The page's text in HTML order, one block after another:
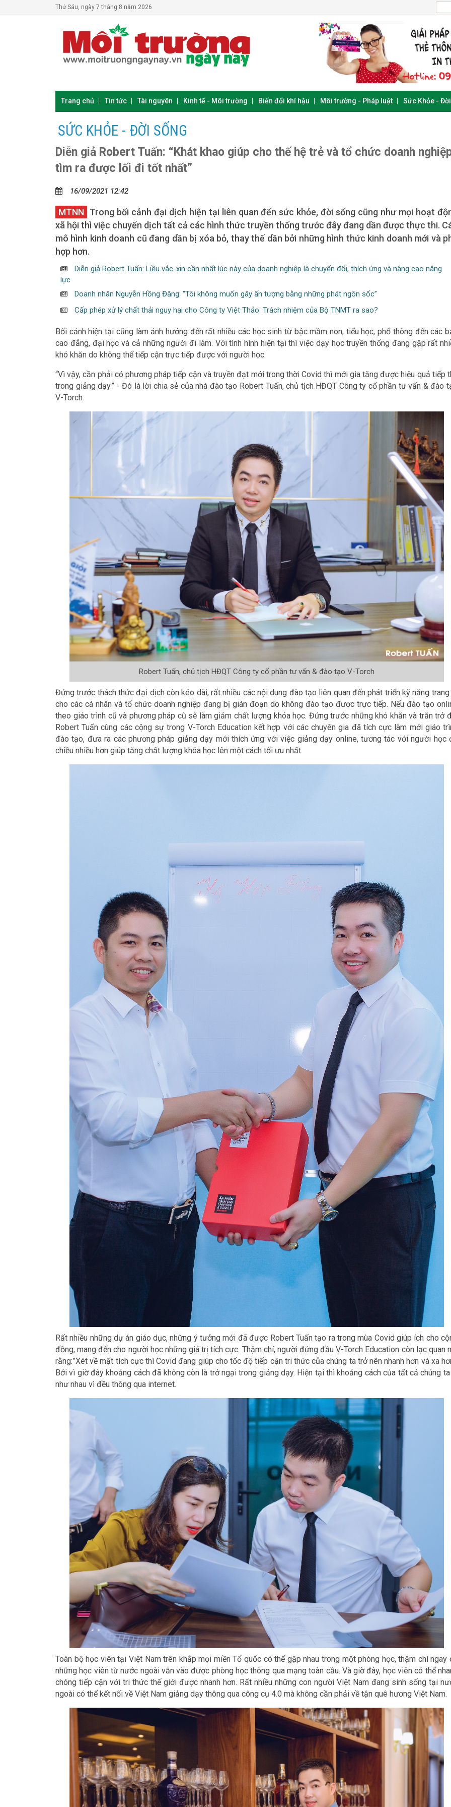
Thứ Sáu, ngày 7 tháng 8 năm 2026
Trang chủ Tin tức Tài nguyên Kinh tế - Môi trường Biến đổi khí hậu Môi trường - Pháp luật Sức Khỏe -
SỨC KHỎE - ĐỜI SỐNG
Diễn giả Robert Tuấn: “Khát khao giúp cho thế hệ trẻ và tổ chức doanh
tìm ra được lối đi tốt nhất”
16/09/2021 12:42
MTNN Trong bối cảnh đại dịch hiện tại liên quan đến sức khỏe, đời sống cũng như mọi hoạt
xã hội thì việc chuyển dịch tất cả các hình thức truyền thống trước đây đang dần được thực thi.
mô hình kinh doanh cũ đang dần bị xóa bỏ, thay thế dần bởi những hình thức kinh doanh mới và
hợp hơn.
Diễn giả Robert Tuấn: Liều vắc-xin cần nhất lúc này của doanh nghiệp là chuyển đổi, thích ứng và nâng cao năng
lực
Doanh nhân Nguyễn Hồng Đăng: “Tôi không muốn gây ấn tượng bằng những phát ngôn sốc”
Cấp phép xử lý chất thải nguy hại cho Công ty Việt Thảo: Trách nhiệm của Bộ TNMT ra sao?
Bối cảnh hiện tại cũng làm ảnh hưởng đến rất nhiều các học sinh từ bậc mầm non, tiểu học, phổ thông đến các
cao đẳng, đại học và cả những người đi làm. Với tình hình hiện tại thì việc dạy học truyền thống đang gặp rất
khó khăn do không thể tiếp cận trực tiếp được với người học.
“Vì vậy, cần phải có phương pháp tiếp cận và truyền đạt mới trong thời Covid thì mới gia tăng được hiệu quả tiếp
trong giảng dạy.” - Đó là lời chia sẻ của nhà đào tạo Robert Tuấn, chủ tịch HĐQT Công ty cổ phần tư vấn & đào
V-Torch.
Robert Tuấn, chủ tịch HĐQT Công ty cổ phần tư vấn & đào tạo V-Torch
Đứng trước thách thức đại dịch còn kéo dài, rất nhiều các nội dung đào tạo liên quan đến phát triển kỹ năng trang
cho các cá nhân và tổ chức doanh nghiệp đang bị gián đoạn do không đào tạo được trực tiếp. Nếu đào tạo
theo giáo trình cũ và phương pháp cũ sẽ làm giảm chất lượng khóa học. Đứng trước những khó khăn và trăn trở
Robert Tuấn cùng các cộng sự trong V-Torch Education kết hợp với các chuyên gia đã tích cực làm mới giáo
đào tạo, đưa ra các phương pháp giảng dạy mới thích ứng với việc giảng dạy online, tương tác với người học
chiều nhiều hơn giúp tăng chất lượng khóa học lên một cách tối ưu nhất.
Rất nhiều những dự án giáo dục, những ý tưởng mới đã được Robert Tuấn tạo ra trong mùa Covid giúp ích cho
đồng, mang đến cho người học những giá trị tích cực. Thậm chí, người đứng đầu V-Torch Education còn lạc quan
rằng:”Xét về mặt tích cực thì Covid đang giúp cho tốc độ tiếp cận tri thức của chúng ta trở nên nhanh hơn và xa
Bởi vì giờ đây khoảng cách đã không còn là trở ngại trong giảng dạy. Hiện tại thì khoảng cách của tất cả chúng
như nhau vì đều thông qua internet.
Toàn bộ học viên tại Việt Nam trên khắp mọi miền Tổ quốc có thể gặp nhau trong một phòng học, thậm chí ngay
những học viên từ nước ngoài vẫn vào được phòng học thông qua mạng toàn cầu. Và giờ đây, học viên có thể
chóng tiếp cận với tri thức thế giới được nhanh hơn. Rất nhiều những con người Việt Nam đang sinh sống tại
ngoài có thể kết nối về Việt Nam giảng dạy thông qua công cụ 4.0 mà không cần phải về tận quê hương Việt Nam.